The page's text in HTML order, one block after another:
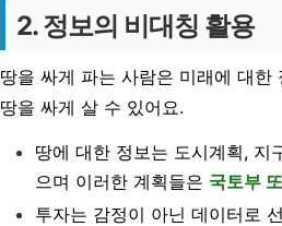
2. 정보의 비대칭 활용
땅을 싸게 파는 사람은 미래에 대한
땅을 싸게 살 수 있어요.
땅에 대한 정보는 도시계획, 지
으며 이러한 계획들은 국토부
투자는 감정이 아닌 데이터로